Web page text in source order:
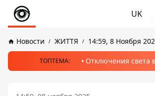
UK
Новости ЖИТТЯ 14:59, 8 Ноября
ТОПТЕМА: Отключения света